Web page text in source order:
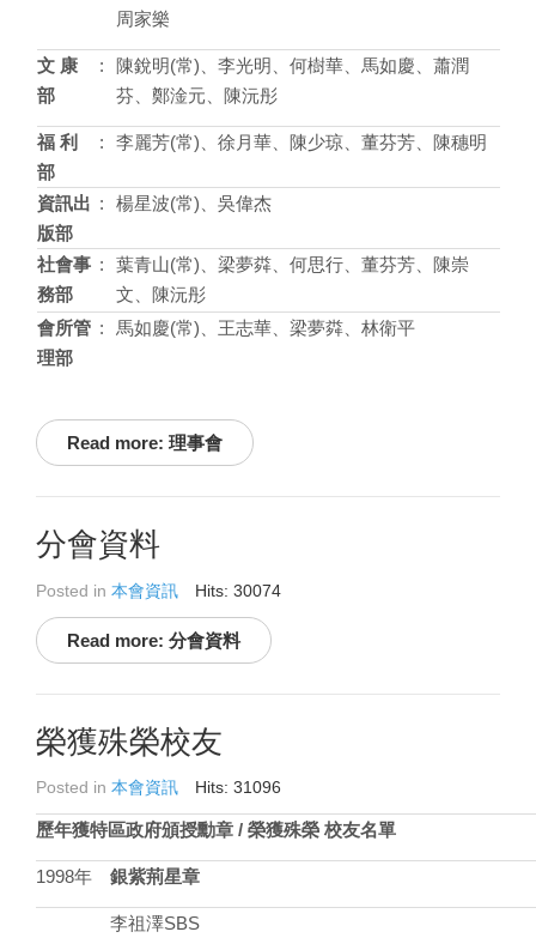
周家樂
文 康
部
:
陳銳明(常)、李光明、何樹華、馬如慶、蕭潤
芬、鄭淦元、陳沅彤
福 利
部
: 李麗芳(常)、徐月華、陳少琼、董芬芳、陳穗明
資訊出
版部
: 楊星波(常)、吳偉杰
社會事
務部
:
葉青山(常)、梁夢粦、何思行、董芬芳、陳崇
文、陳沅彤
會所管
理部
: 馬如慶(常)、王志華、梁夢粦、林衛平
Read more: 理事會
分會資料
Posted in 本會資訊 Hits: 30074
Read more: 分會資料
榮獲殊榮校友
Posted in 本會資訊 Hits: 31096
歷年獲特區政府頒授勳章 / 榮獲殊榮 校友名單
1998年 銀紫荊星章
李祖澤SBS